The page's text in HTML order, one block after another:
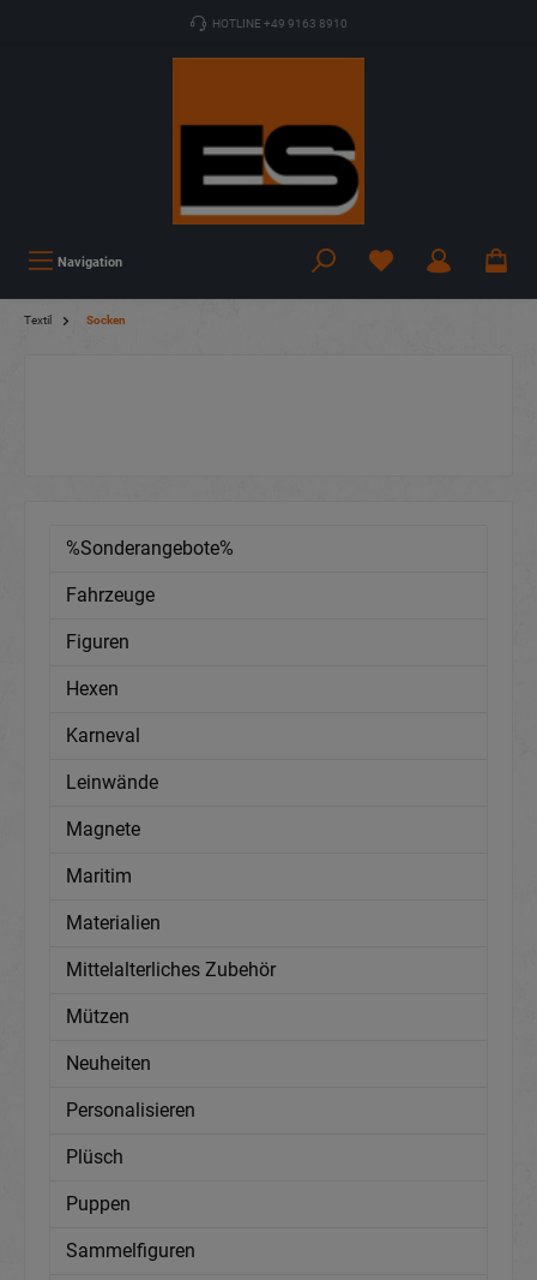
HOTLINE +49 9163 8910
Navigation
Textil Socken
%Sonderangebote%
Fahrzeuge
Figuren
Hexen
Karneval
Leinwände
Magnete
Maritim
Materialien
Mittelalterliches Zubehör
Mützen
Neuheiten
Personalisieren
Plüsch
Puppen
Sammelfiguren